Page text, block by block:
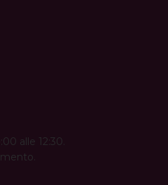
alle 12:30.